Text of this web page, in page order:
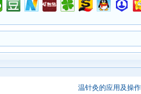
温针灸的应用及操